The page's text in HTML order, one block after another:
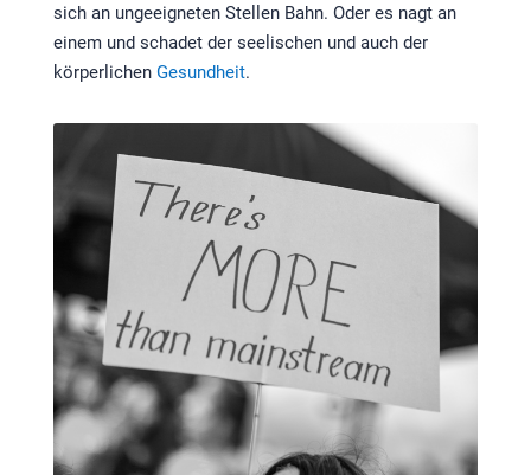
sich an ungeeigneten Stellen Bahn. Oder es nagt an
einem und schadet der seelischen und auch der
körperlichen Gesundheit.